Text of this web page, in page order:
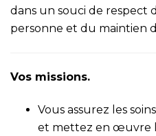
dans un souci de respect
personne et du maintien
Vos missions.
Vous assurez les
et mettez en œuvre